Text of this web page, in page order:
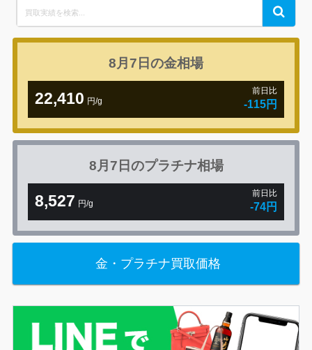
for:
Search
8月7日の金相場
22,410 円/g
前日比
-115円
8月7日のプラチナ相場
8,527 円/g
前日比
-74円
金・プラチナ買取価格